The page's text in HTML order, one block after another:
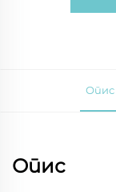
Опис
Опис